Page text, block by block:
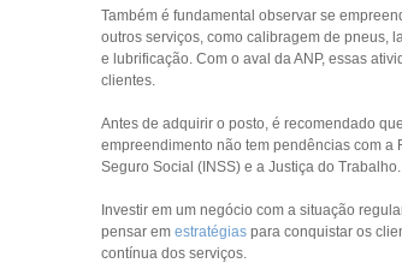
Também é fundamental observar se
outros serviços, como calibragem de pneus,
e lubrificação. Com o aval da ANP, essas
clientes.
Antes de adquirir o posto, é recomendado
empreendimento não tem pendências com a
Seguro Social (INSS) e a Justiça do Trabalho.
Investir em um negócio com a situação
pensar em estratégiaspara conquistar os
contínua dos serviços.